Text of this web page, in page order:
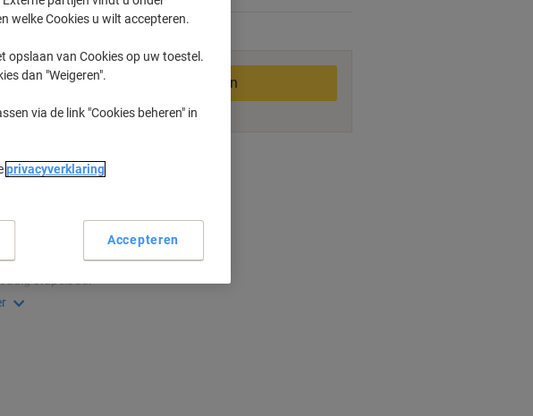
In winkelwagen
lijst toevoegen
Betalingswijzen
en ruimtebesparend
laden
voor A4-formaat
welke Cookies u wilt accepteren.
opslaan van Cookies op uw toestel.
dan "Weigeren".
via de link "Cookies beheren" in
privacyverklaring
Accepteren